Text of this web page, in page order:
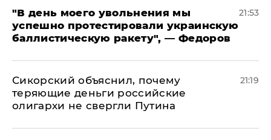
​"В день моего увольнения мы
успешно протестировали украинскую
баллистическую ракету", — Федоров
21:53
Сикорский объяснил, почему
теряющие деньги российские
олигархи не свергли Путина
21:19